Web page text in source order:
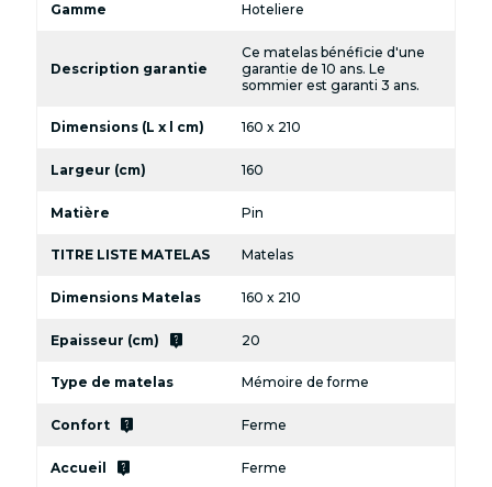
Gamme Hoteliere
Description garantie
Ce matelas bénéficie d'une
garantie de 10 ans. Le
sommier est garanti 3 ans.
Dimensions (L x l cm) 160 x 210
Largeur (cm) 160
Matière Pin
TITRE LISTE MATELAS Matelas
Dimensions Matelas 160 x 210
Epaisseur (cm) live_help 20
Type de matelas Mémoire de forme
Confort live_help Ferme
Accueil live_help Ferme